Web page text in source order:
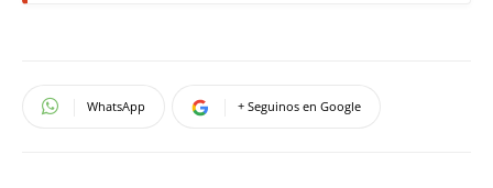
WhatsApp + Seguinos en Google